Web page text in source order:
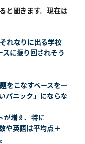
と聞きます。現在は
れなりに出る学校
に振り回されそう
をこなすペースを一
パニック」にならな
が増え、特に
や英語は平均点＋